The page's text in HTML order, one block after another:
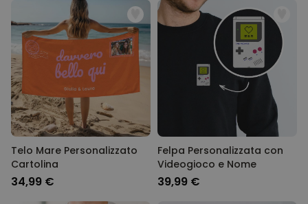
Telo Mare Personalizzato
Cartolina
34,99 €
Felpa Personalizzata con
Videogioco e Nome
39,99 €